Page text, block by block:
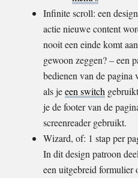
Infinite scroll: een
actie nieuwe content
nooit een einde komt
gewoon zeggen? – een
bedienen van de pagina
als jeeen switch
je de footer van de
screenreader gebruikt.
Wizard, of: 1 stap per
In dit design patroon
een uitgebreid formulier